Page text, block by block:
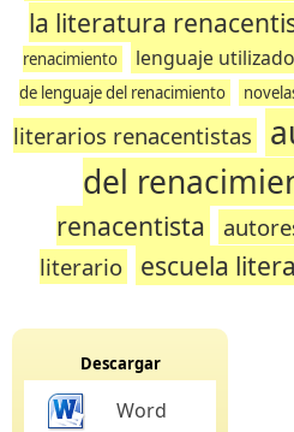
la literatura
renacimiento
lenguaje
de lenguaje del renacimiento
literarios renacentistas
del
renacentista
literario
escuela
Descargar
Word